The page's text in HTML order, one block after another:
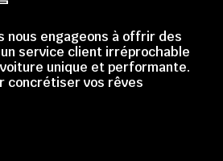
nous engageons à offrir des
service client irréprochable
unique et performante.
concrétiser vos rêves